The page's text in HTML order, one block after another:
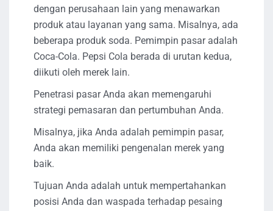
dengan perusahaan lain yang menawarkan
produk atau layanan yang sama. Misalnya, ada
beberapa produk soda. Pemimpin pasar adalah
Coca-Cola. Pepsi Cola berada di urutan kedua,
diikuti oleh merek lain.
Penetrasi pasar Anda akan memengaruhi
strategi pemasaran dan pertumbuhan Anda.
Misalnya, jika Anda adalah pemimpin pasar,
Anda akan memiliki pengenalan merek yang
baik.
Tujuan Anda adalah untuk mempertahankan
posisi Anda dan waspada terhadap pesaing